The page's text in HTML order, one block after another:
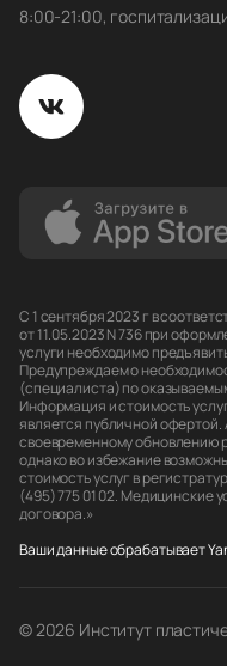
8:00-21:00,
С 1 сентября 2023 г в
от 11.05.2023 N 736 при
услуги необходимо
Предупреждаем о
(специалиста) по
Информация и стоимость
является публичной
своевременному обновлению
однако во избежание
стоимость услуг в
(495) 775 01 02. Медицинские
договора.»
Ваши данные обрабатывает
© 2026 Институт